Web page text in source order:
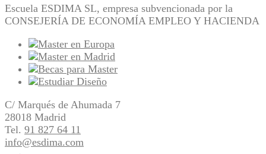
Escuela ESDIMA SL, empresa subvencionada por la
CONSEJERÍA DE ECONOMÍA EMPLEO Y HACIENDA
C/ Marqués de Ahumada 7
28018 Madrid
Tel. 91 827 64 11
info@esdima.com